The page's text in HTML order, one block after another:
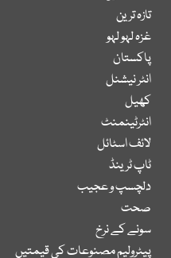
تازہ ترین
غزہ لہو لہو
پاکستان
انٹر نیشنل
کھیل
انٹرٹینمنٹ
لائف اسٹائل
ٹاپ ٹرینڈ
دلچسپ و عجیب
صحت
سونے کے نرخ
پیٹرولیم مصنوعات کی قیمتیں